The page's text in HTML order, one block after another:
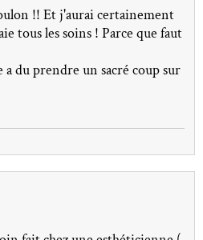
!! Et j'aurai certainement
tous les soins ! Parce que faut
a du prendre un sacré coup sur